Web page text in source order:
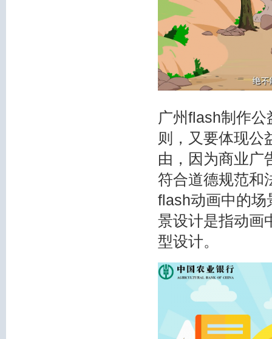
广州flash制作
则，又要体现公
由，因为商业广
符合道德规范和
flash动画中的场
景设计是指动画
型设计。